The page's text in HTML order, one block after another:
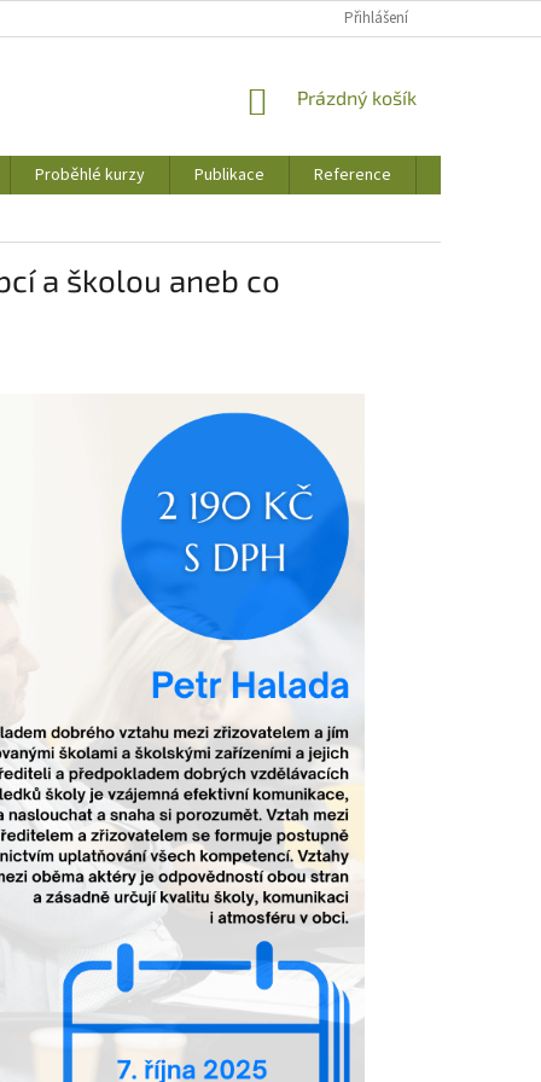
Přihlášení
NÁKUPNÍ
Prázdný košík
Proběhlé kurzy Publikace Reference
a školou aneb co